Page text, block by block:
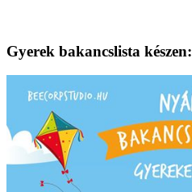
Gyerek bakancslista készen: